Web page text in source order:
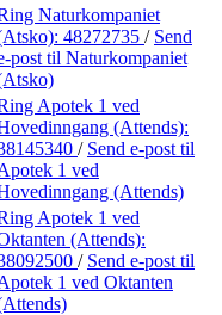
Naturkompaniet
48272735 / Send
post til Naturkompaniet
Apotek 1 ved
(Attends):
/ Send e-post til
1 ved
(Attends)
Apotek 1 ved
(Attends):
/ Send e-post til
1 ved Oktanten